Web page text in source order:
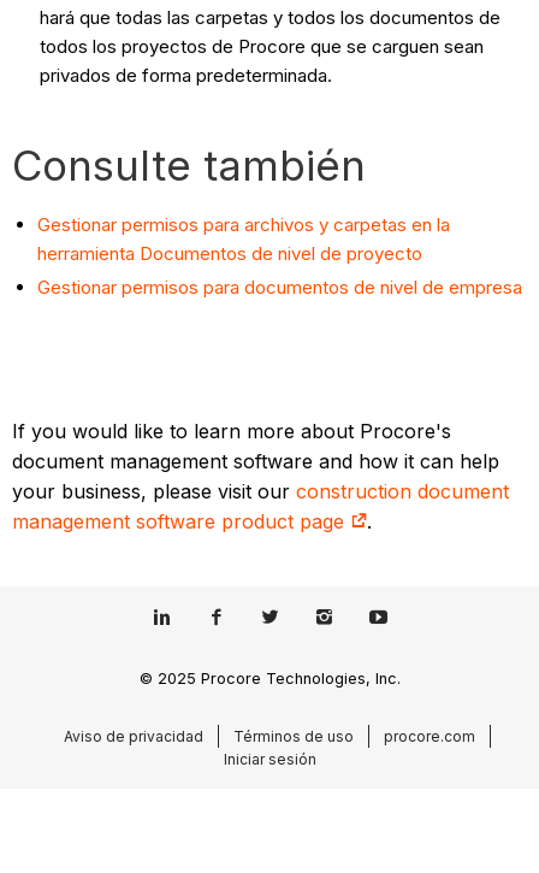
hará que todas las carpetas y todos los documentos de
todos los proyectos de Procore que se carguen sean
privados de forma predeterminada.
Consulte también
Gestionar permisos para archivos y carpetas en la
herramienta Documentos de nivel de proyecto
Gestionar permisos para documentos de nivel de empresa
If you would like to learn more about Procore's
document management software and how it can help
your business, please visit ourconstruction document
management software product page
.
© 2025 Procore Technologies, Inc.
Aviso de privacidad Términos de uso
procore.com
Iniciar sesión